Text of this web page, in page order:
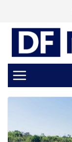
conteúdo